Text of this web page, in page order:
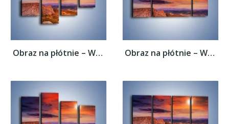
Obraz na płótnie – Widok ze szczytu –... Obraz na płótnie – Widok ze szczytu –...